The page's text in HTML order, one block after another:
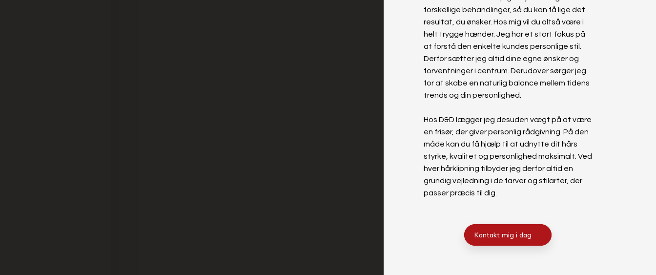
forskellige behandlinger, så du kan få lige det
resultat, du ønsker. Hos mig vil du altså være i
helt trygge hænder. Jeg har et stort fokus på
at forstå den enkelte kundes personlige stil.
Derfor sætter jeg altid dine egne ønsker og
forventninger i centrum. Derudover sørger jeg
for at skabe en naturlig balance mellem tidens
trends og din personlighed.
Hos D&D lægger jeg desuden vægt på at være
en frisør, der giver personlig rådgivning. På den
måde kan du få hjælp til at udnytte dit hårs
styrke, kvalitet og personlighed maksimalt. Ved
hver hårklipning tilbyder jeg derfor altid en
grundig vejledning i de farver og stilarter, der
passer præcis til dig.
Kontakt mig i dag